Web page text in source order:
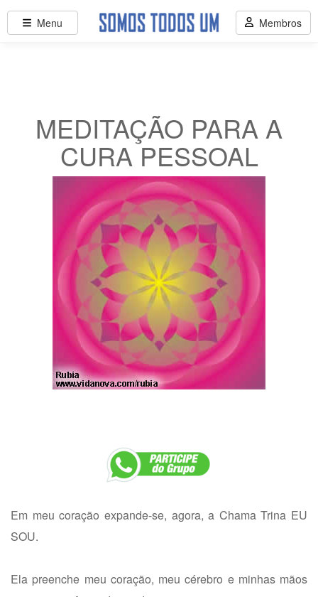
MEDITAÇÃO PARA A
CURA PESSOAL
Em meu coração expande-se, agora, a Chama Trina EU
SOU.
Ela preenche meu coração, meu cérebro e minhas mãos
Menu Membros